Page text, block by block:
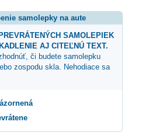
samolepky na aute
SAMOLEPIEK
AJ CITEĽNÚ TEXT.
či budete samolepku
zospodu skla. Nehodiace sa